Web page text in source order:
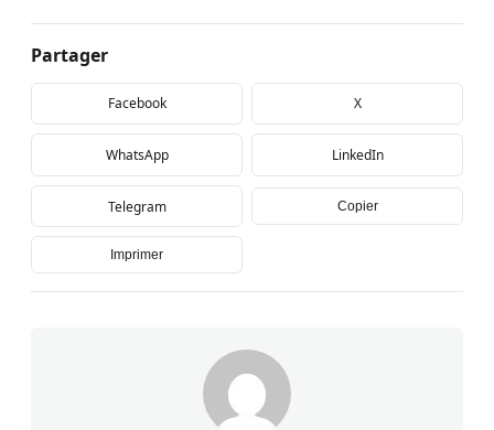
Partager
Facebook X
WhatsApp LinkedIn
Telegram Copier
Imprimer